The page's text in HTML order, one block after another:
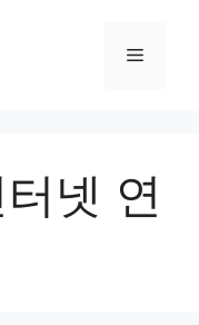
메
넷 연